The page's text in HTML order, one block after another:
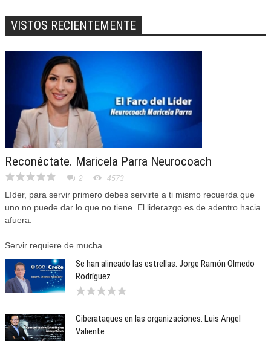
VISTOS RECIENTEMENTE
Reconéctate. Maricela Parra Neurocoach
2 4573
Líder, para servir primero debes servirte a ti mismo recuerda que
uno no puede dar lo que no tiene. El liderazgo es de adentro hacia
afuera.
Servir requiere de mucha...
Se han alineado las estrellas. Jorge Ramón Olmedo
Rodríguez
Ciberataques en las organizaciones. Luis Angel
Valiente